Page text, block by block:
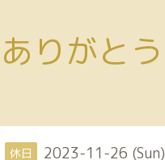
りがとう
休日 2023-11-26 (Sun)